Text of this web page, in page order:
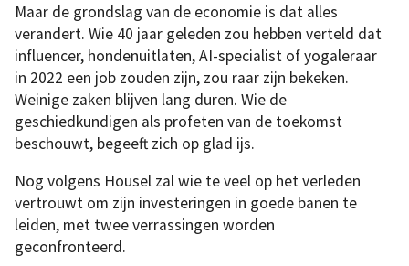
Maar de grondslag van de economie is dat alles
verandert. Wie 40 jaar geleden zou hebben verteld dat
influencer, hondenuitlaten, AI-specialist of yogaleraar
in 2022 een job zouden zijn, zou raar zijn bekeken.
Weinige zaken blijven lang duren. Wie de
geschiedkundigen als profeten van de toekomst
beschouwt, begeeft zich op glad ijs.
Nog volgens Housel zal wie te veel op het verleden
vertrouwt om zijn investeringen in goede banen te
leiden, met twee verrassingen worden
geconfronteerd.